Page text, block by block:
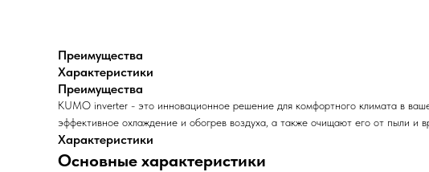
Преимущества
Характеристики
Преимущества
KUMO inverter - это инновационное решение для комфортного климата в
эффективное охлаждение и обогрев воздуха, а также очищают его от пыли и
Характеристики
Основные характеристики